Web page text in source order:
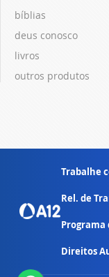
bíblias
deus conosco
livros
outros produtos
Trabalhe
Rel. de
Programa
Direitos